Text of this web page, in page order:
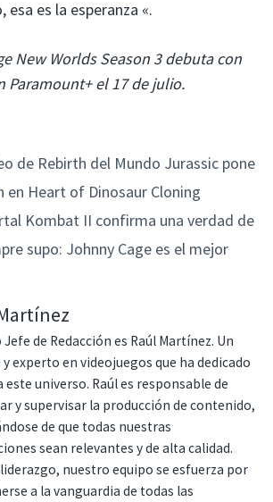
esa es la esperanza «.
New Worlds Season 3 debuta con
Paramount+ el 17 de julio.
de Rebirth del Mundo Jurassic pone
en Heart of Dinosaur Cloning
Kombat II confirma una verdad de
supo: Johnny Cage es el mejor
de Redacción es Raúl Martínez. Un
experto en videojuegos que ha dedicado
este universo. Raúl es responsable de
y supervisar la producción de contenido,
de que todas nuestras
sean relevantes y de alta calidad.
nuestro equipo se esfuerza por
a la vanguardia de todas las